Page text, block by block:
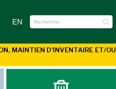
EN
MAINTIEN D'INVENTAIRE ET/OU